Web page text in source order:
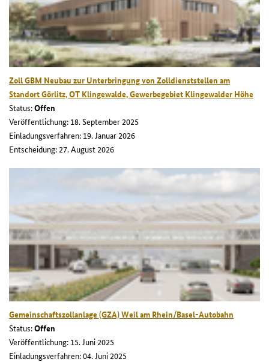
Zoll GBM Neubau zur Unterbringung von Zolldienststellen am
Standort Görlitz, OT Klingewalde, Gewerbegebiet Klingewalder Höhe
Status:Offen
Veröffentlichung: 18. September 2025
Einladungsverfahren: 19. Januar 2026
Entscheidung: 27. August 2026
Gemeinschaftszollanlage (GZA) Weil am Rhein/Basel-Autobahn
Status:Offen
Veröffentlichung: 15. Juni 2025
Einladungsverfahren: 04. Juni 2025